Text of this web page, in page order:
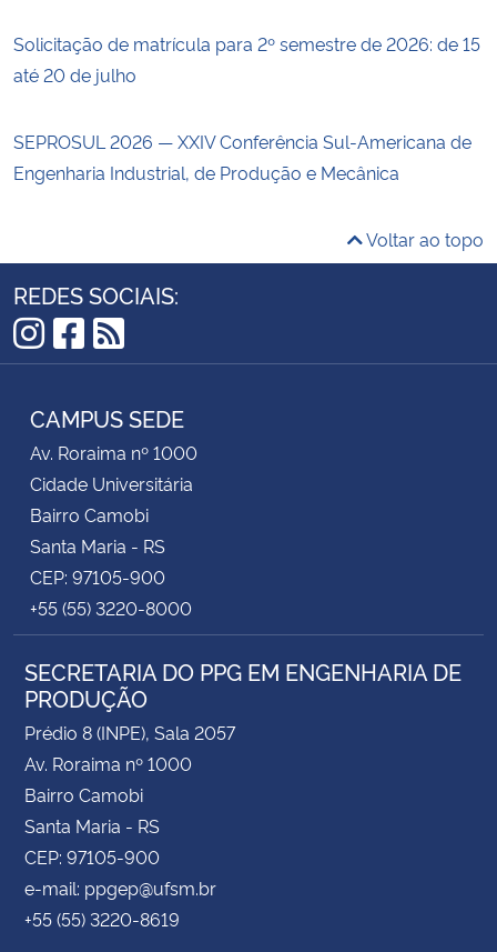
Solicitação de matrícula para 2º semestre de 2026: de 15
até 20 de julho
SEPROSUL 2026 — XXIV Conferência Sul-Americana de
Engenharia Industrial, de Produção e Mecânica
Voltar ao topo
REDES SOCIAIS:
Instagram
Facebook
RSS
CAMPUS SEDE
Av. Roraima nº 1000
Cidade Universitária
Bairro Camobi
Santa Maria - RS
CEP: 97105-900
+55 (55) 3220-8000
SECRETARIA DO PPG EM ENGENHARIA DE
PRODUÇÃO
Prédio 8 (INPE), Sala 2057
Av. Roraima nº 1000
Bairro Camobi
Santa Maria - RS
CEP: 97105-900
e-mail: ppgep@ufsm.br
+55 (55) 3220-8619